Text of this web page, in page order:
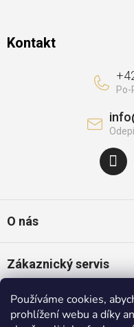
Používáme cookies,
prohlížení webu a díky
Kontakt
info
O nás
Zákaznický servis
Oblíbené kategorie